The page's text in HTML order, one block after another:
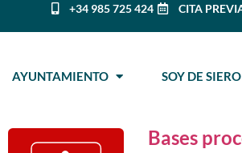
+34 985 725 424 CITA
AYUNTAMIENTO SOY DE SIERO
Bases